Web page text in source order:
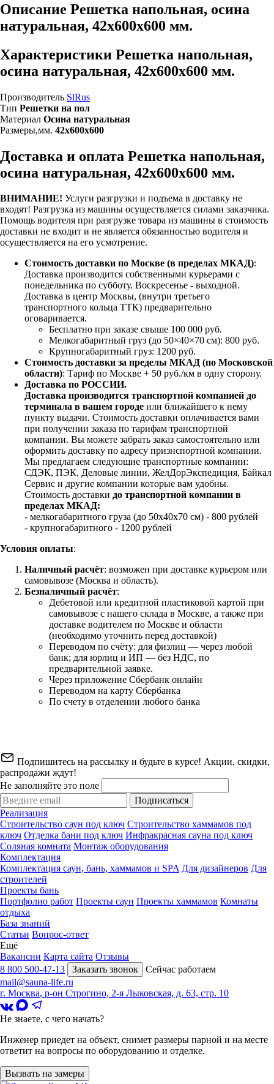
Описание Решетка напольная, осина
натуральная, 42х600х600 мм.
Характеристики Решетка напольная,
осина натуральная, 42х600х600 мм.
Производитель SlRus
Тип Решетки на пол
Материал Осина натуральная
Размеры,мм. 42х600х600
Доставка и оплата Решетка напольная,
осина натуральная, 42х600х600 мм.
ВНИМАНИЕ! Услуги разгрузки и подъема в доставку не
входят! Разгрузка из машины осуществляется силами заказчика.
Помощь водителя при разгрузке товара из машины в стоимость
доставки не входит и не является обязанностью водителя и
осуществляется на его усмотрение.
Стоимость доставки по Москве (в пределах МКАД):
Доставка производится собственными курьерами с
понедельника по субботу. Воскресенье - выходной.
Доставка в центр Москвы, (внутри третьего
транспортного кольца ТТК) предварительно
оговаривается.
Бесплатно при заказе свыше 100 000 руб.
Мелкогабаритный груз (до 50×40×70 см): 800 руб.
Крупногабаритный груз: 1200 руб.
Стоимость доставки за пределы МКАД (по Московской
области): Тариф по Москве + 50 руб./км в одну сторону.
Доставка по РОССИИ.
Доставка производится транспортной компанией до
терминала в вашем городе или ближайшего к нему
пункту выдачи. Стоимость доставки оплачивается вами
при получении заказа по тарифам транспортной
компании. Вы можете забрать заказ самостоятельно или
оформить доставку по адресу признспортной компании.
Мы предлагаем следующие транспортные компании:
СДЭК, ПЭК, Деловые линии, ЖелДорЭкспедиция, Байкал
Сервис и другие компании которые вам удобны.
Стоимость доставки до транспортной компании в
пределах МКАД:
- мелкогабаритного груза (до 50х40х70 см) - 800 рублей
- крупногабаритного - 1200 рублей
Условия оплаты:
Наличный расчёт: возможен при доставке курьером или
самовывозе (Москва и область).
Безналичный расчёт:
Дебетовой или кредитной пластиковой картой при
самовывозе с нашего склада в Москве, а также при
доставке водителем по Москве и области
(необходимо уточнить перед доставкой)
Переводом по счёту: для физлиц — через любой
банк; для юрлиц и ИП — без НДС, по
предварительной заявке.
Через приложение Сбербанк онлайн
Переводом на карту Сбербанка
По счету в отделении любого банка
Подпишитесь на рассылку и будьте в курсе! Акции, скидки,
распродажи ждут!
Не заполняйте это поле
Подписаться
Реализация
Строительство саун под ключ Строительство хаммамов под
ключ Отделка бани под ключ Инфракрасная сауна под ключ
Соляная комната Монтаж оборудования
Комплектация
Комплектация саун, бань, хаммамов и SPA Для дизайнеров Для
строителей
Проекты бань
Портфолио работ Проекты саун Проекты хаммамов Комнаты
отдыха
База знаний
Статьи Вопрос-ответ
Ещё
Вакансии Карта сайта Отзывы
8 800 500-47-13
Заказать звонок
Сейчас работаем
mail@sauna-life.ru
г. Москва, р-он Строгино, 2-я Лыковская, д. 63, стр. 10
Не знаете, с чего начать?
Инженер приедет на объект, снимет размеры парной и на месте
ответит на вопросы по оборудованию и отделке.
Вызвать на замеры